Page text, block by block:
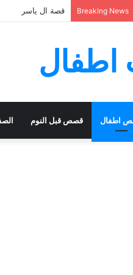
Breaking News قصة السيدة اسيا
اطفال
اطفال قصص قبل النوم